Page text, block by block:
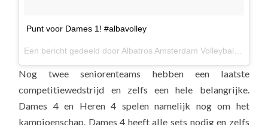
Punt voor Dames 1! #albavolley
Een bericht gedeeld door Albatros Amsterdam Volleybal
Nog twee seniorenteams hebben een laatste
competitiewedstrijd en zelfs een hele belangrijke.
Dames 4 en Heren 4 spelen namelijk nog om het
kampioenschap. Dames 4 heeft alle sets nodig en zelfs